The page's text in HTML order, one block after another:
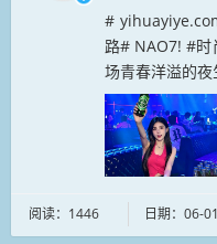
#
路# NAO7! #时
场青春洋溢的
聚，小娜姑娘
全...
阅读：1446 日期：06-01